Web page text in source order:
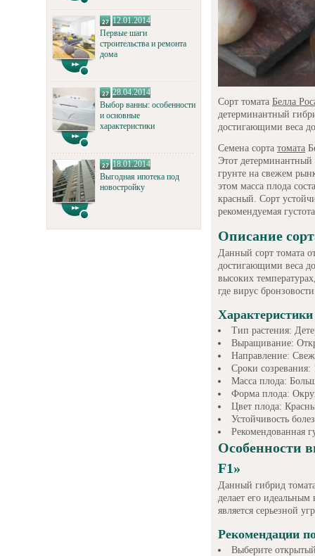
12.01.2014
Первые шаги
строительства и ремонта
дома
28.04.2014
Выбор ванны: особенности
и основные
характеристики
18.01.2014
Выгодная ипотека под
новостройку
Сорт томата Белла
детерминантный
достигающими веса
Семена сорта томата
Этот
грунте на свежем
этом масса плода
красный. Сорт
рекомендуемая
Описание
Данный сорт томата
достигающими веса
высоких
где вирус
Тип растения:
Выращивание:
Направление:
Сроки созревания:
Масса плода:
Форма плода:
Цвет плода:
Устойчивость
Рекомендованная
Особенности
F1»
Данный гибрид
делает его
является серьезной
Рекомендации
Выберите